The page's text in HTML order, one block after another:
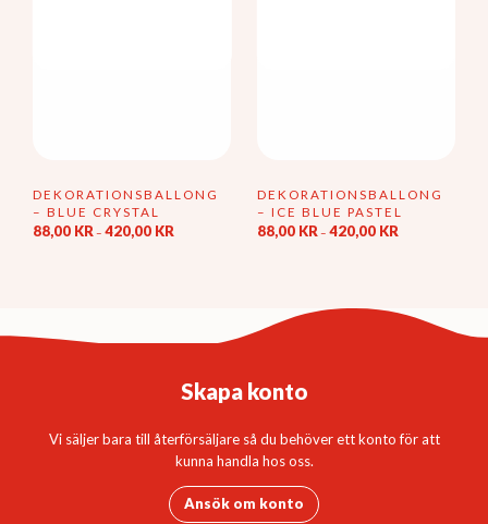
DEKORATIONSBALLONG
– BLUE CRYSTAL
88,00 KR – 420,00 KRPrisintervall:
flera
kan
DEKORATIONSBALLONG
– ICE BLUE PASTEL
88,00 KR – 420,00 KRPrisintervall:
flera
olika
kan
väljas
produktsidan
Skapa konto
Vi säljer bara till återförsäljare så du behöver ett konto för att
kunna handla hos oss.
Ansök om konto